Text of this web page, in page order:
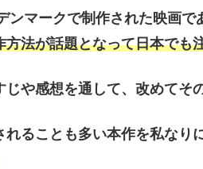
ンマークで制作された映画
方法が話題となって日本でも
や感想を通して、改めてそ
ることも多い本作を私なり